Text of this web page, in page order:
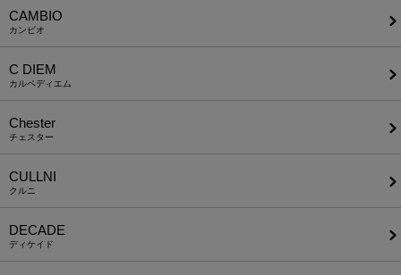
CAMBIO
カンビオ
C DIEM
カルペディエム
Chester
チェスター
CULLNI
クルニ
DECADE
ディケイド